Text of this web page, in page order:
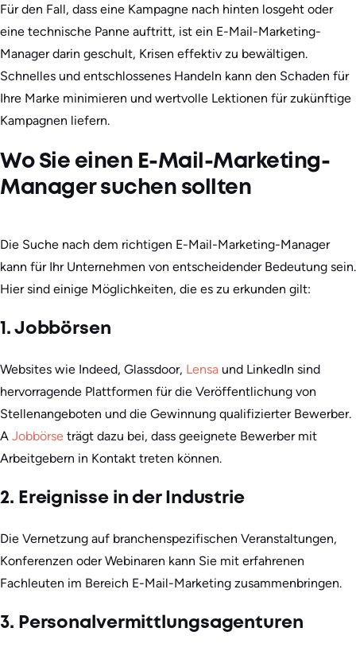
Für den Fall, dass eine Kampagne nach hinten losgeht oder
eine technische Panne auftritt, ist ein E-Mail-Marketing-
Manager darin geschult, Krisen effektiv zu bewältigen.
Schnelles und entschlossenes Handeln kann den Schaden für
Ihre Marke minimieren und wertvolle Lektionen für zukünftige
Kampagnen liefern.
Wo Sie einen E-Mail-Marketing-
Manager suchen sollten
Die Suche nach dem richtigen E-Mail-Marketing-Manager
kann für Ihr Unternehmen von entscheidender Bedeutung sein.
Hier sind einige Möglichkeiten, die es zu erkunden gilt:
1. Jobbörsen
Websites wie Indeed, Glassdoor, Lensa und LinkedIn sind
hervorragende Plattformen für die Veröffentlichung von
Stellenangeboten und die Gewinnung qualifizierter Bewerber.
A Jobbörse trägt dazu bei, dass geeignete Bewerber mit
Arbeitgebern in Kontakt treten können.
2. Ereignisse in der Industrie
Die Vernetzung auf branchenspezifischen Veranstaltungen,
Konferenzen oder Webinaren kann Sie mit erfahrenen
Fachleuten im Bereich E-Mail-Marketing zusammenbringen.
3. Personalvermittlungsagenturen